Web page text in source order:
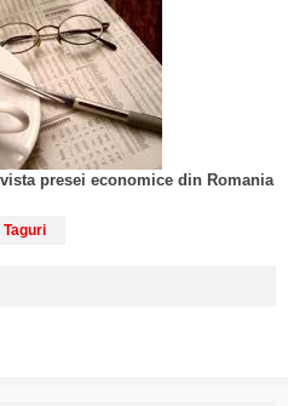
presei economice din Romania
Taguri